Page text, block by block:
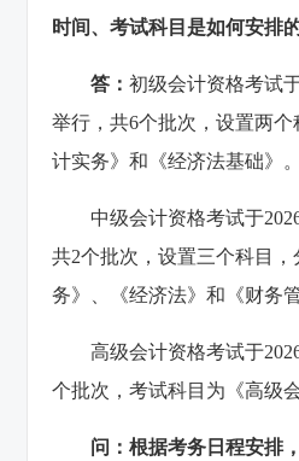
时间、考试科目是如何安排
答：初级会计资格考试
举行，共6个批次，设置两
计实务》和《经济法基础》。
中级会计资格考试于2026
共2个批次，设置三个科目
务》、《经济法》和《财务
高级会计资格考试于2026
个批次，考试科目为《高级
问：根据考务日程安排